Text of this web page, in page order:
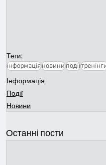
Теги:
інформаціяновиниподії
Інформація
Події
Новини
Останні пости